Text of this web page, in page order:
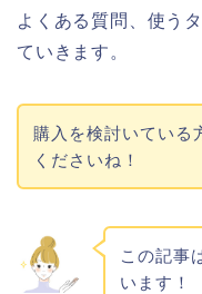
よくある質問、使う
ていきます。
購入を検討いている
くださいね！
この記事
います！